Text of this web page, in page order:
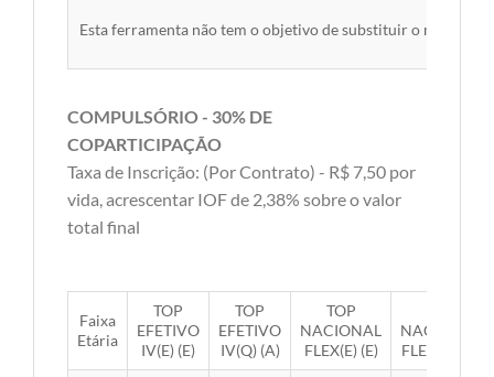
Esta ferramenta não tem o objetivo de substituir o material
COMPULSÓRIO - 30% DE
COPARTICIPAÇÃO
Taxa de Inscrição: (Por Contrato) - R$ 7,50 por
vida, acrescentar IOF de 2,38% sobre o valor
total final
Faixa
Etária
TOP
EFETIVO
IV(E) (E)
TOP
EFETIVO
IV(Q) (A)
TOP
NACIONAL
FLEX(E) (E)
NACIONAL
FLEX(Q) (A)